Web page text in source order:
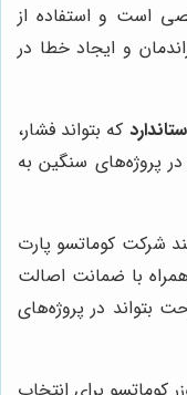
است و استفاده از
و ایجاد خطا در
که بتواند فشار،
پروژه‌های سنگین به
شرکت کوماتسو پارت
با ضمانت اصالت
بتواند در پروژه‌های
کوماتسو برای انتخاب